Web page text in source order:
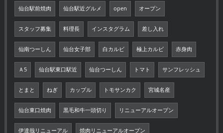
仙台駅前焼肉 仙台駅近グルメ open オープン
スタッフ募集 料理長 インスタグラム 差し入れ
仙南つーしん 仙台女子部 白カルビ 極上カルビ 赤身肉
Ａ5 仙台駅東口駅近 仙台つーしん トマト サンフレッシュ
とまと ねぎ カップル トモサンカク 宮城名産
仙台東口焼肉 黒毛和牛一頭切り リニューアルオープン
伊達哉リニューアル 焼肉リニューアルオープン